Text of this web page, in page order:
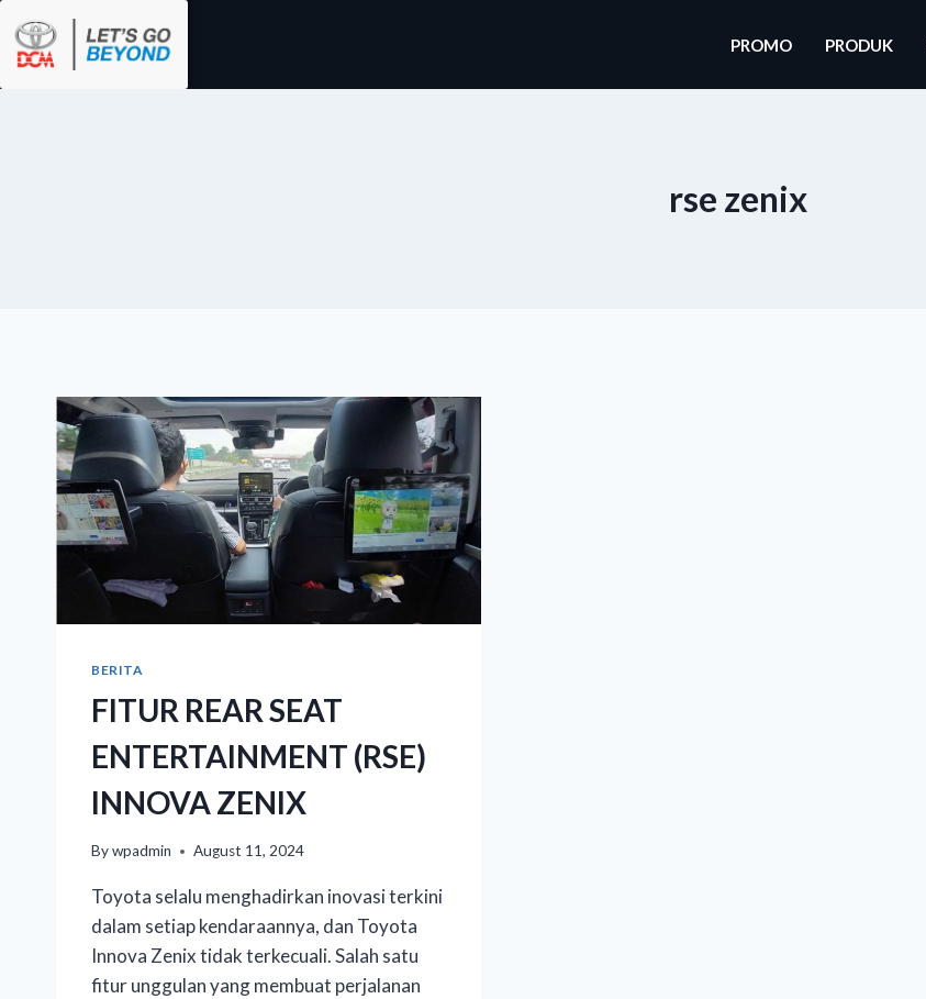
PROMO PRODUK
rse zenix
BERITA
FITUR REAR SEAT
ENTERTAINMENT (RSE)
INNOVA ZENIX
Bywpadmin August 11, 2024
Toyota selalu menghadirkan inovasi terkini
dalam setiap kendaraannya, dan Toyota
Innova Zenix tidak terkecuali. Salah satu
fitur unggulan yang membuat perjalanan